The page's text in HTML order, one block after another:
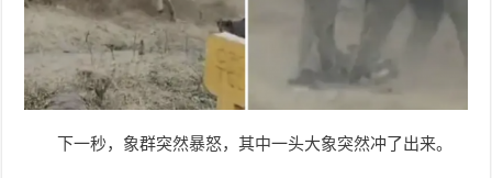
下一秒，象群突然暴怒，其中一头大象突然冲了出来。